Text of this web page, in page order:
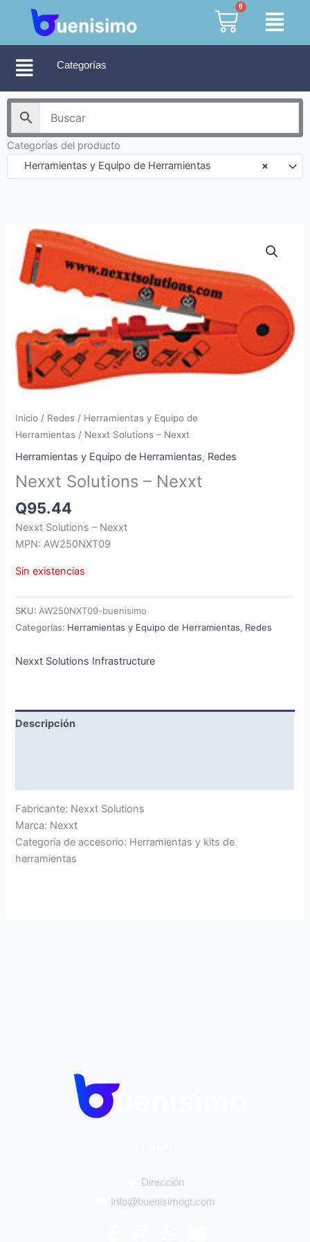
contenido
0
Cart
Categorías
Categorías del producto
×
Herramientas y Equipo de Herramientas
Inicio / Redes / Herramientas y Equipo de
Herramientas / Nexxt Solutions – Nexxt
Herramientas y Equipo de Herramientas, Redes
Nexxt Solutions – Nexxt
Q95.44
Nexxt Solutions – Nexxt
MPN: AW250NXT09
Sin existencias
SKU: AW250NXT09-buenisimo
Categorías: Herramientas y Equipo de Herramientas, Redes
Nexxt Solutions Infrastructure
Descripción
Fabricante: Nexxt Solutions
Marca: Nexxt
Categoría de accesorio: Herramientas y kits de
herramientas
Dirección
Info@buenisimogt.com